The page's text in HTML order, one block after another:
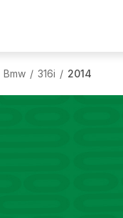
Bmw / 316i / 2014